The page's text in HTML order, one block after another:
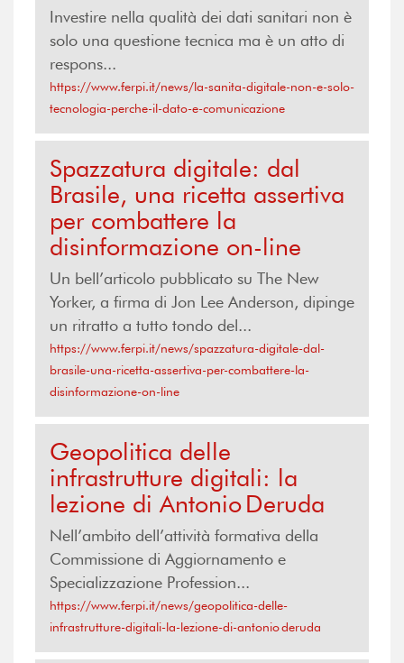
Investire nella qualità dei dati sanitari non è
solo una questione tecnica ma è un atto di
respons...
https://www.ferpi.it/news/la-sanita-digitale-non-e-solo-
tecnologia-perche-il-dato-e-comunicazione
Spazzatura digitale: dal
Brasile, una ricetta assertiva
per combattere la
disinformazione on-line
Un bell’articolo pubblicato su The New
Yorker, a firma di Jon Lee Anderson, dipinge
un ritratto a tutto tondo del...
https://www.ferpi.it/news/spazzatura-digitale-dal-
brasile-una-ricetta-assertiva-per-combattere-la-
disinformazione-on-line
Geopolitica delle
infrastrutture digitali: la
lezione di Antonio Deruda
Nell’ambito dell’attività formativa della
Commissione di Aggiornamento e
Specializzazione Profession...
https://www.ferpi.it/news/geopolitica-delle-
infrastrutture-digitali-la-lezione-di-antonio deruda